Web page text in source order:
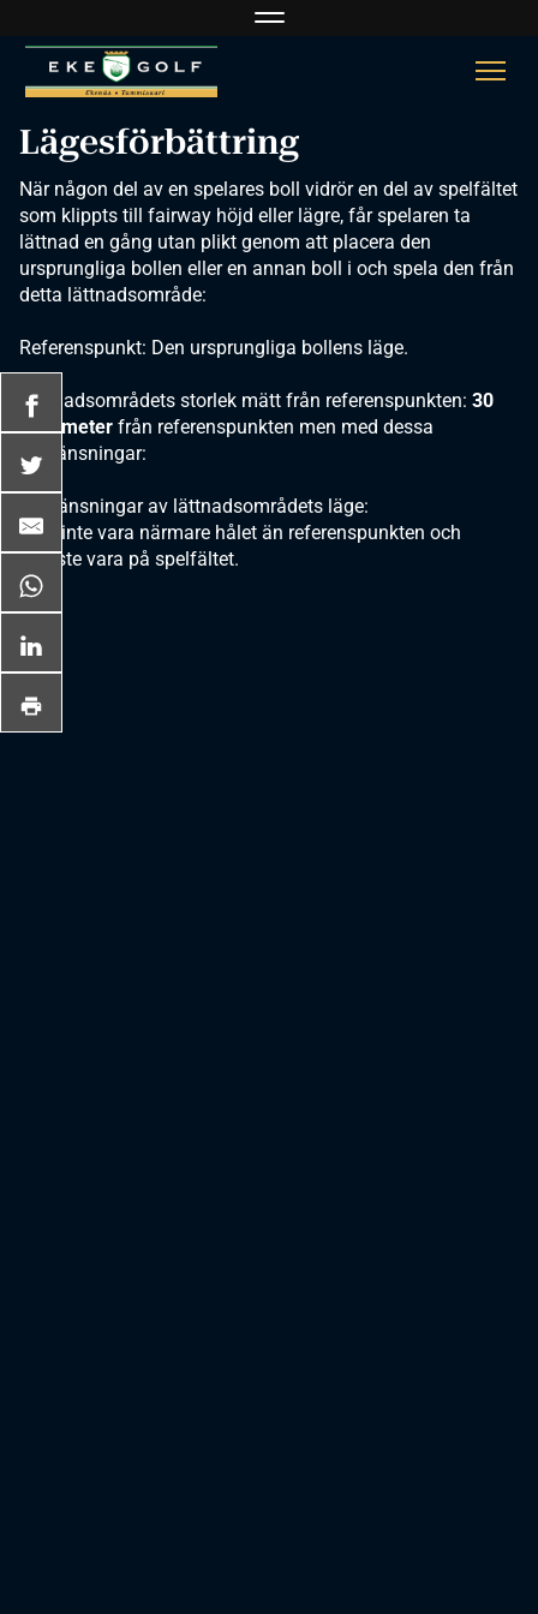
Navigaatio
Lägesförbättring
När någon del av en spelares boll vidrör en del av spelfältet
som klippts till fairway höjd eller lägre, får spelaren ta
lättnad en gång utan plikt genom att placera den
ursprungliga bollen eller en annan boll i och spela den från
detta lättnadsområde:
Referenspunkt: Den ursprungliga bollens läge.
Lättnadsområdets storlek mätt från referenspunkten: 30
centimeter från referenspunkten men med dessa
begränsningar:
Begränsningar av lättnadsområdets läge:
· Får inte vara närmare hålet än referenspunkten och
· måste vara på spelfältet.